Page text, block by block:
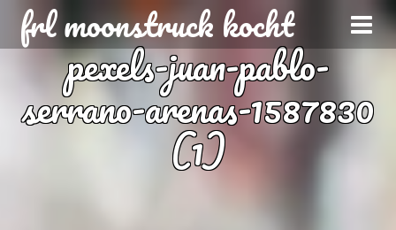
frl moonstruck kocht
pexels-juan-pablo-
serrano-arenas-1587830
(1)